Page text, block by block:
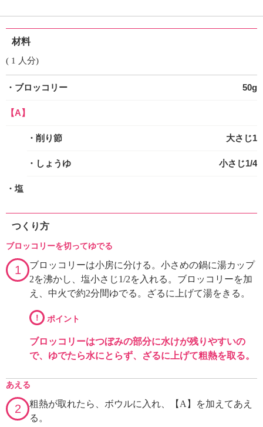
材料
( 1 人分)
・ブロッコリー 50g
【A】
・削り節 大さじ1
・しょうゆ 小さじ1/4
・塩
つくり方
ブロッコリーを切ってゆでる
1
ブロッコリーは小房に分ける。小さめの鍋に湯カップ
2を沸かし、塩小さじ1/2を入れる。ブロッコリーを加
え、中火で約2分間ゆでる。ざるに上げて湯をきる。
! ポイント
ブロッコリーはつぼみの部分に水けが残りやすいの
で、ゆでたら水にとらず、ざるに上げて粗熱を取る。
あえる
2
粗熱が取れたら、ボウルに入れ、【A】を加えてあえ
る。